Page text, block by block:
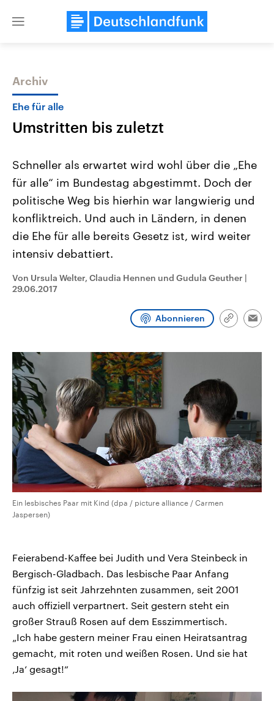
Close
Themen
Landtagswahl Sachsen-Anhalt
2026
Alle Informationen
Sachsen-Anhalt wählt am 6.
September 2026 einen neuen
Bundesland von einer Koalition aus
CDU, SPD und FDP regiert.-
Umfragen, Prognosen,
und Hintergründe zu den Parteien
und Kandidaten der anstehenden
USA
Aktuelle Beiträge,
Hintergründe
Wirtschaftlich und
mit großem Einfluss auf
aktuelle Weltgeschehen.
Programm Podcasts
Archiv
Ehe für alle
Umstritten bis zuletzt
Schneller als erwartet wird wohl über die „Ehe
für alle“ im Bundestag abgestimmt. Doch der
politische Weg bis hierhin war langwierig und
konfliktreich. Und auch in Ländern, in denen
die Ehe für alle bereits Gesetz ist, wird weiter
intensiv debattiert.
Von Ursula Welter, Claudia Hennen und Gudula Geuther |
29.06.2017
Abonnieren
Link
Ein lesbisches Paar mit Kind (dpa / picture alliance / Carmen
Jaspersen)
Feierabend-Kaffee bei Judith und Vera Steinbeck in
Bergisch-Gladbach. Das lesbische Paar Anfang
fünfzig ist seit Jahrzehnten zusammen, seit 2001
auch offiziell verpartnert. Seit gestern steht ein
großer Strauß Rosen auf dem Esszimmertisch.
„Ich habe gestern meiner Frau einen Heiratsantrag
gemacht, mit roten und weißen Rosen. Und sie hat
‚Ja‘ gesagt!“